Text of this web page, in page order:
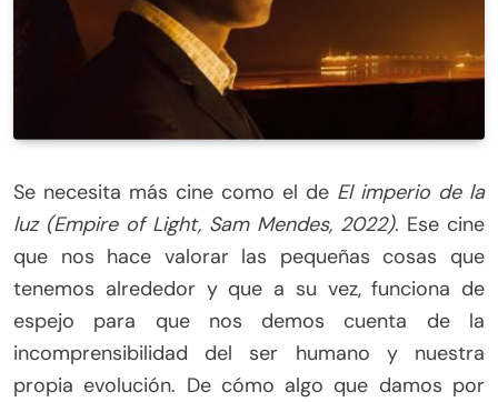
Se necesita más cine como el de El imperio de la
luz (Empire of Light, Sam Mendes, 2022). Ese cine
que nos hace valorar las pequeñas cosas que
tenemos alrededor y que a su vez, funciona de
espejo para que nos demos cuenta de la
incomprensibilidad del ser humano y nuestra
propia evolución. De cómo algo que damos por